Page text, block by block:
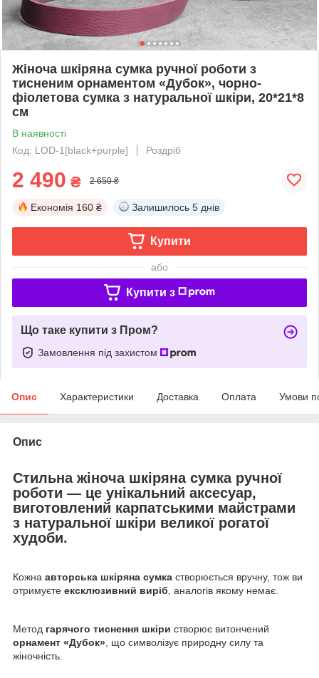
Жіноча шкіряна сумка ручної роботи з
тисненим орнаментом «Дубок», чорно-
фіолетова сумка з натуральної шкіри, 20*21*8
см
В наявності
Код: LOD-1[black+purple]
Роздріб
2 490 ₴ 2 650 ₴
Економія 160 ₴ Залишилось 5 днів
Купити
або
Купити з
Що таке купити з Пром?
Замовлення під захистом
Опис Характеристики Доставка Оплата Умови
Опис
Стильна жіноча шкіряна сумка ручної
роботи — це унікальний аксесуар,
виготовлений карпатськими майстрами
з натуральної шкіри великої рогатої
худоби.
Кожна авторська шкіряна сумка створюється вручну, тож ви
отримуєте ексклюзивний виріб , аналогів якому немає.
Метод гарячого тиснення шкіри створює витончений
орнамент «Дубок» , що символізує природну силу та
жіночність.